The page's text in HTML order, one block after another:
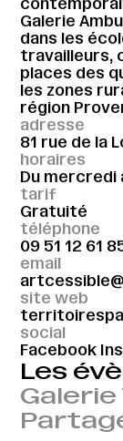
adresse
81 rue de la
horaires
Du mercredi
tarif
Gratuité
téléphone
09 51 12 61
email
site web
social
Facebook
Galerie
dans les
travailleurs,
places des
les zones
région
Les